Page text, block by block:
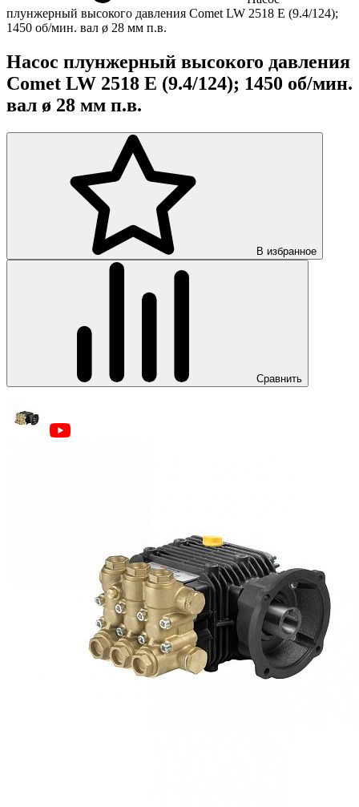
плунжерный высокого давления Comet LW 2518 E (9.4/124);
1450 об/мин. вал ø 28 мм п.в.
Насос плунжерный высокого давления
Comet LW 2518 E (9.4/124); 1450 об/мин.
вал ø 28 мм п.в.
В избранное
Сравнить